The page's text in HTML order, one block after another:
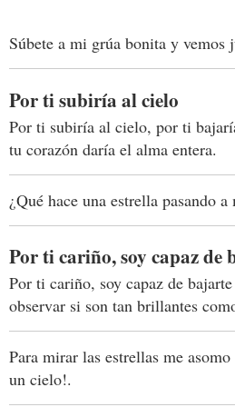
Súbete a mi grúa bonita y vemos
Por ti subiría al cielo
Por ti subiría al cielo, por ti
tu corazón daría el alma entera.
¿Qué hace una estrella pasando
Por ti cariño, soy capaz de
Por ti cariño, soy capaz de
observar si son tan brillantes
Para mirar las estrellas me
un cielo!.